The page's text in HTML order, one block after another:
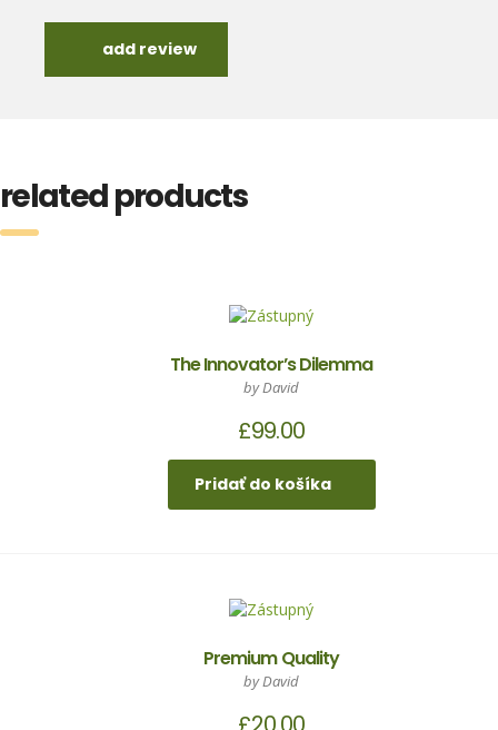
add review
related products
The Innovator’s Dilemma
by David
£99.00
Pridať do košíka
Premium Quality
by David